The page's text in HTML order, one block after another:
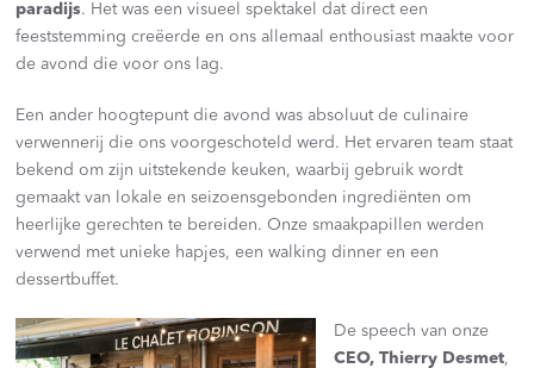
paradijs. Het was een visueel spektakel dat direct een
feeststemming creëerde en ons allemaal enthousiast maakte voor
de avond die voor ons lag.
Een ander hoogtepunt die avond was absoluut de culinaire
verwennerij die ons voorgeschoteld werd. Het ervaren team staat
bekend om zijn uitstekende keuken, waarbij gebruik wordt
gemaakt van lokale en seizoensgebonden ingrediënten om
heerlijke gerechten te bereiden. Onze smaakpapillen werden
verwend met unieke hapjes, een walking dinner en een
dessertbuffet.
De speech van onze
CEO, Thierry Desmet,